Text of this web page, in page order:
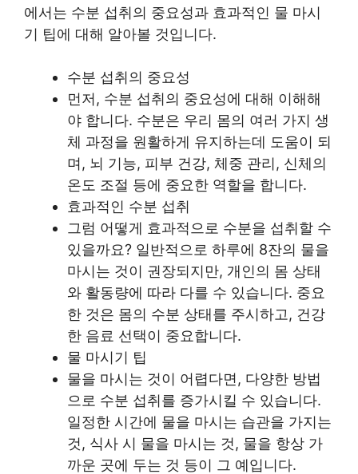
에서는 수분 섭취의 중요성과 효과적인 물 마시
기 팁에 대해 알아볼 것입니다.
수분 섭취의 중요성
먼저, 수분 섭취의 중요성에 대해 이해해
야 합니다. 수분은 우리 몸의 여러 가지 생
체 과정을 원활하게 유지하는데 도움이 되
며, 뇌 기능, 피부 건강, 체중 관리, 신체의
온도 조절 등에 중요한 역할을 합니다.
효과적인 수분 섭취
그럼 어떻게 효과적으로 수분을 섭취할 수
있을까요? 일반적으로 하루에 8잔의 물을
마시는 것이 권장되지만, 개인의 몸 상태
와 활동량에 따라 다를 수 있습니다. 중요
한 것은 몸의 수분 상태를 주시하고, 건강
한 음료 선택이 중요합니다.
물 마시기 팁
물을 마시는 것이 어렵다면, 다양한 방법
으로 수분 섭취를 증가시킬 수 있습니다.
일정한 시간에 물을 마시는 습관을 가지는
것, 식사 시 물을 마시는 것, 물을 항상 가
까운 곳에 두는 것 등이 그 예입니다.